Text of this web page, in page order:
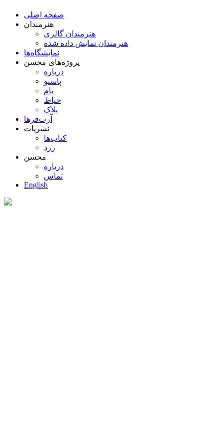
صفحه اصلی
هنرمندان
هنرمندان گالری
هنرمندان نمایش داده شده
نمایشگاه‌ها
پروژه‌های محسن
درباره
پاسیو
بام
حیاط
پلاک
آرت‌فرها
نشریات
کتاب‌ها
زرد
محسن
درباره
تماس
English